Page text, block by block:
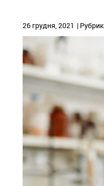
26 грудня, 2021